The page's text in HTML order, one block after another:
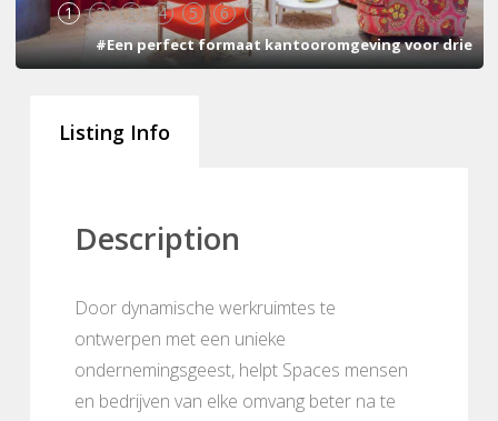
1 2 3 4 5 6 7
#Een perfect formaat kantooromgeving voor drie
Listing Info
Description
Door dynamische werkruimtes te
ontwerpen met een unieke
ondernemingsgeest, helpt Spaces mensen
en bedrijven van elke omvang beter na te